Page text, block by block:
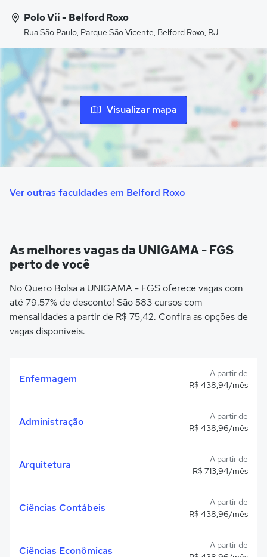
Polo Vii - Belford Roxo
Rua São Paulo, Parque São Vicente, Belford Roxo, RJ
Visualizar mapa
Ver outras faculdades em Belford Roxo
As melhores vagas da UNIGAMA - FGS
perto de você
No Quero Bolsa a UNIGAMA - FGS oferece vagas com
até 79.57% de desconto! São 583 cursos com
mensalidades a partir de R$ 75,42. Confira as opções de
vagas disponíveis.
Enfermagem
A partir de
R$ 438,94/mês
Administração
A partir de
R$ 438,96/mês
Arquitetura
A partir de
R$ 713,94/mês
Ciências Contábeis
A partir de
R$ 438,96/mês
Ciências Econômicas
A partir de